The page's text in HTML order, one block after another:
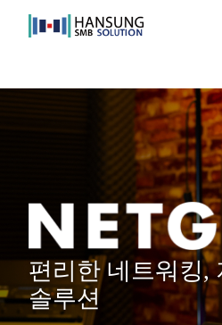
편리한 네트워킹,
솔루션